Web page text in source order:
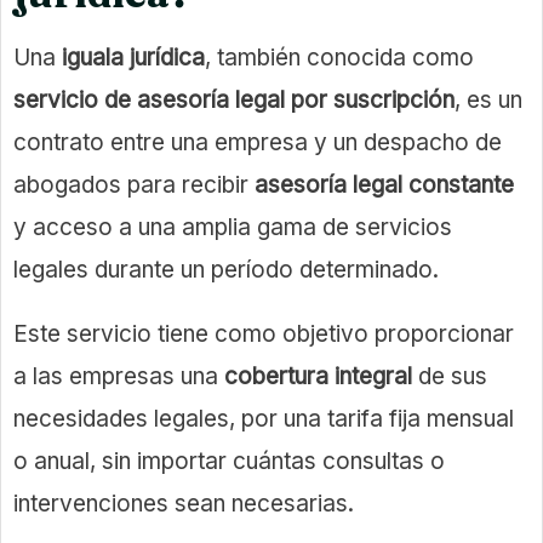
Una iguala jurídica, también conocida como
servicio de asesoría legal por suscripción, es un
contrato entre una empresa y un despacho de
abogados para recibir asesoría legal constante
y acceso a una amplia gama de servicios
legales durante un período determinado.
Este servicio tiene como objetivo proporcionar
a las empresas una cobertura integral de sus
necesidades legales, por una tarifa fija mensual
o anual, sin importar cuántas consultas o
intervenciones sean necesarias.